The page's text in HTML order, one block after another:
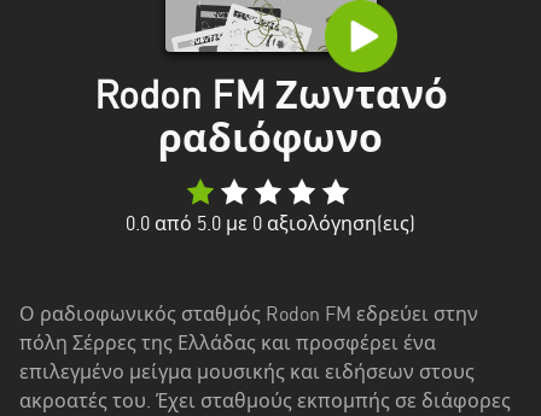
Μακεδονία
Ήπειρος
Θεσσαλία
Rodon FM Ζωντανό
ραδιόφωνο
0.0 από 5.0 με 0 αξιολόγηση(εις)
Ο ραδιοφωνικός σταθμός Rodon FM εδρεύει στην
πόλη Σέρρες της Ελλάδας και προσφέρει ένα
επιλεγμένο μείγμα μουσικής και ειδήσεων στους
ακροατές του. Έχει σταθμούς εκπομπής σε διάφορες